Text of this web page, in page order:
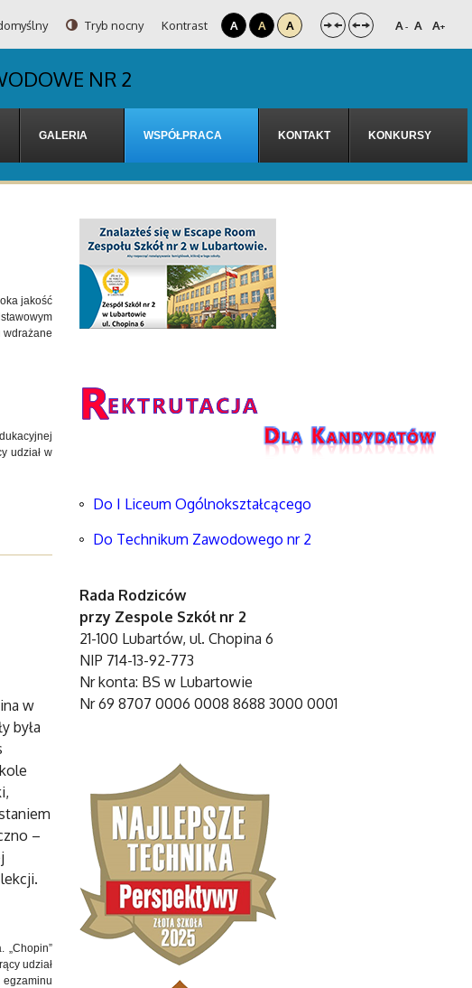
Tryb nocny Kontrast A A A A- A A+
NR 2
GALERIA WSPÓŁPRACA KONTAKT KONKURSY
jakość
wdrażane
udział w
w
była
–
„Chopin”
udział
Do I Liceum Ogólnokształcącego
Do Technikum Zawodowego nr 2
Rada Rodziców
przy Zespole Szkół nr 2
21-100 Lubartów, ul. Chopina 6
NIP 714-13-92-773
Nr konta: BS w Lubartowie
Nr 69 8707 0006 0008 8688 3000 0001